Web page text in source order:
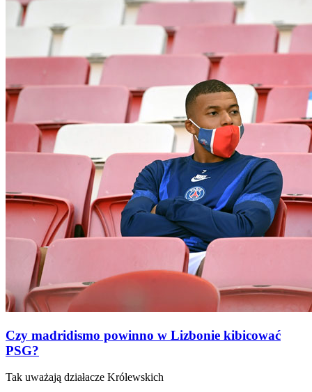
Czy madridismo powinno w Lizbonie kibicować
PSG?
Tak uważają działacze Królewskich